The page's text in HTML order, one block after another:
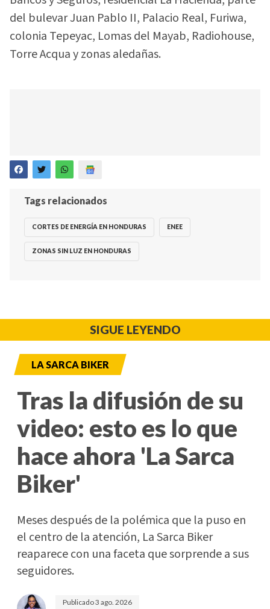
del bulevar Juan Pablo II, Palacio Real, Furiwa,
colonia Tepeyac, Lomas del Mayab, Radiohouse,
Torre Acqua y zonas aledañas.
Tags relacionados
CORTES DE ENERGÍA EN HONDURAS ENEE
ZONAS SIN LUZ EN HONDURAS
SIGUE LEYENDO
LA SARCA BIKER
Tras la difusión de su
video: esto es lo que
hace ahora 'La Sarca
Biker'
Meses después de la polémica que la puso en
el centro de la atención, La Sarca Biker
reaparece con una faceta que sorprende a sus
seguidores.
Publicado3 ago. 2026